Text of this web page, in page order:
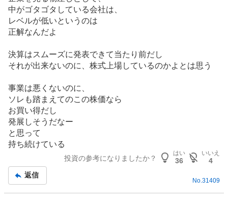
示
板
記
事
中がゴタゴタしている会社は、
レベルが低いというのは
正解なんだよ
決算はスムーズに発表できて当たり前だし
それが出来ないのに、株式上場しているのかよとは思う
事業は悪くないのに、
ソレも踏まえてのこの株価なら
お買い得だし
発展しそうだなー
と思って
持ち続けている
投資の参考になりましたか？
はい
36
いいえ
4
返信
No. 31409